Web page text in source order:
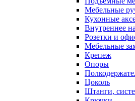
Мебельные
Кухонные
Внутреннее
Розетки и
Мебельные
Крепеж
Опоры
Цоколь
Штанги,